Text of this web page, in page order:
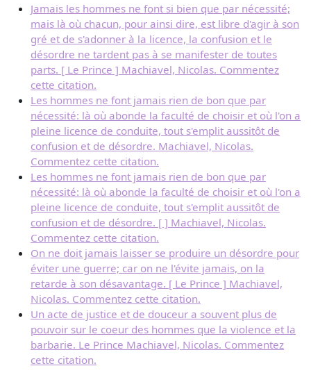
Jamais les hommes ne font si bien que par nécessité;
mais là où chacun, pour ainsi dire, est libre d'agir à son
gré et de s'adonner à la licence, la confusion et le
désordre ne tardent pas à se manifester de toutes
parts. [ Le Prince ] Machiavel, Nicolas. Commentez
cette citation.
Les hommes ne font jamais rien de bon que par
nécessité: là où abonde la faculté de choisir et où l'on a
pleine licence de conduite, tout s'emplit aussitôt de
confusion et de désordre. Machiavel, Nicolas.
Commentez cette citation.
Les hommes ne font jamais rien de bon que par
nécessité: là où abonde la faculté de choisir et où l'on a
pleine licence de conduite, tout s'emplit aussitôt de
confusion et de désordre. [ ] Machiavel, Nicolas.
Commentez cette citation.
On ne doit jamais laisser se produire un désordre pour
éviter une guerre; car on ne l'évite jamais, on la
retarde à son désavantage. [ Le Prince ] Machiavel,
Nicolas. Commentez cette citation.
Un acte de justice et de douceur a souvent plus de
pouvoir sur le coeur des hommes que la violence et la
barbarie. Le Prince Machiavel, Nicolas. Commentez
cette citation.